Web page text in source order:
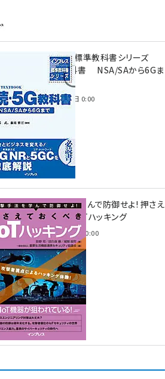
インプレス標準教科書シリーズ
続・5G教科書 NSA/SAから6Gま
2023年4月3日 0:00
攻撃手法を学んで防御せよ! 押さえ
ておくべきIoTハッキング
2022年6月14日 0:00